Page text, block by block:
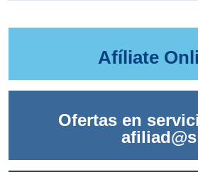
Afíliate
Ofertas en
afiliad@s